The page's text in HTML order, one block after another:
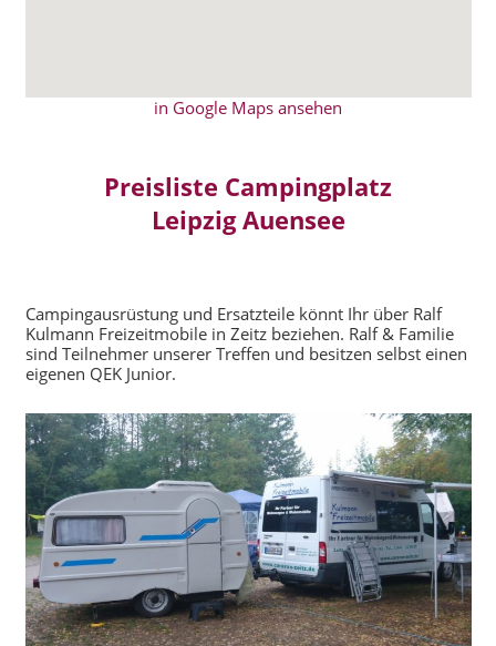
in Google Maps ansehen
Preisliste Campingplatz
Leipzig Auensee
Campingausrüstung und Ersatzteile könnt Ihr über Ralf
Kulmann Freizeitmobile in Zeitz beziehen. Ralf & Familie
sind Teilnehmer unserer Treffen und besitzen selbst einen
eigenen QEK Junior.